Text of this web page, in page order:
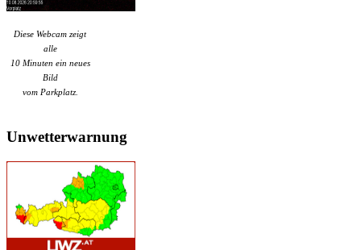
Diese Webcam zeigt
alle
10 Minuten ein neues
Bild
vom Parkplatz.
Unwetterwarnung